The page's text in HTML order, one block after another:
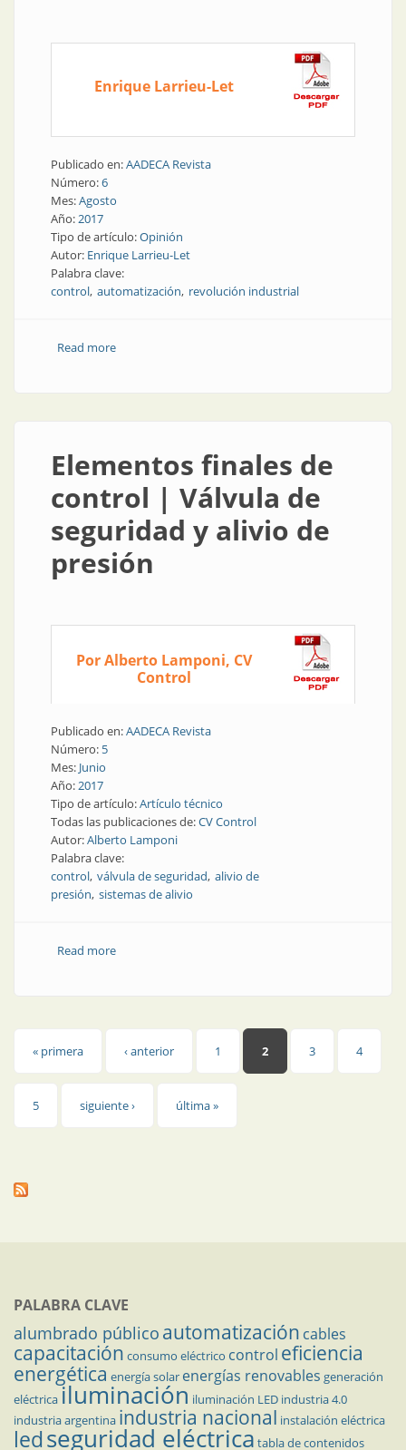
Enrique Larrieu-Let
Publicado en:AADECA Revista
Número:6
Mes:Agosto
Año:2017
Tipo de artículo:Opinión
Autor: Enrique Larrieu-Let
Palabra clave:
control automatización revolución industrial
Read moreabout La fábrica del futuro | ¿Quién se beneficiará
Elementos finales de
control | Válvula de
seguridad y alivio de
presión
Por Alberto Lamponi, CV
Control
Publicado en:AADECA Revista
Número: 5
Mes: Junio
Año:2017
Tipo de artículo:Artículo técnico
Todas las publicaciones de:CV Control
Autor:Alberto Lamponi
Palabra clave:
control válvula de seguridad alivio de
presión sistemas de alivio
Read moreabout Elementos finales de control | Válvula de
Páginas
« primera ‹ anterior 1 2 3 4
5 siguiente › última »
PALABRA CLAVE
alumbrado público automatización cables
capacitación consumo eléctrico control eficiencia
energética energía solar energías renovables generación
eléctricailuminación iluminación LED industria 4.0
industria argentina industria nacional instalación eléctrica
ledseguridad eléctrica tabla de contenidos